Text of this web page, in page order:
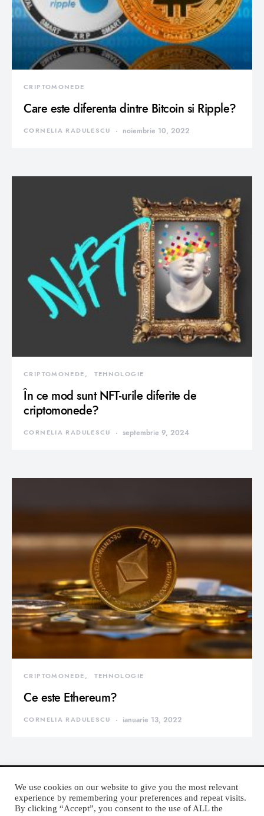
CRIPTOMONEDE
Care este diferenta dintre Bitcoin si Ripple?
CORNELIA RADULESCU noiembrie 10, 2022
CRIPTOMONEDE TEHNOLOGIE
În ce mod sunt NFT-urile diferite de
criptomonede?
CORNELIA RADULESCU septembrie 9, 2024
CRIPTOMONEDE TEHNOLOGIE
Ce este Ethereum?
CORNELIA RADULESCU ianuarie 13, 2022
We use cookies on our website to give you the most relevant
experience by remembering your preferences and repeat visits.
By clicking “Accept”, you consent to the use of ALL the